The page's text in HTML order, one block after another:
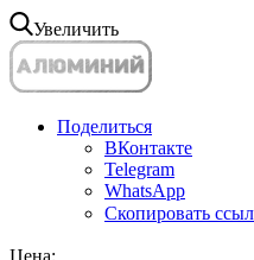
Увеличить
Поделиться
ВКонтакте
Telegram
WhatsApp
Скопировать
Цена: